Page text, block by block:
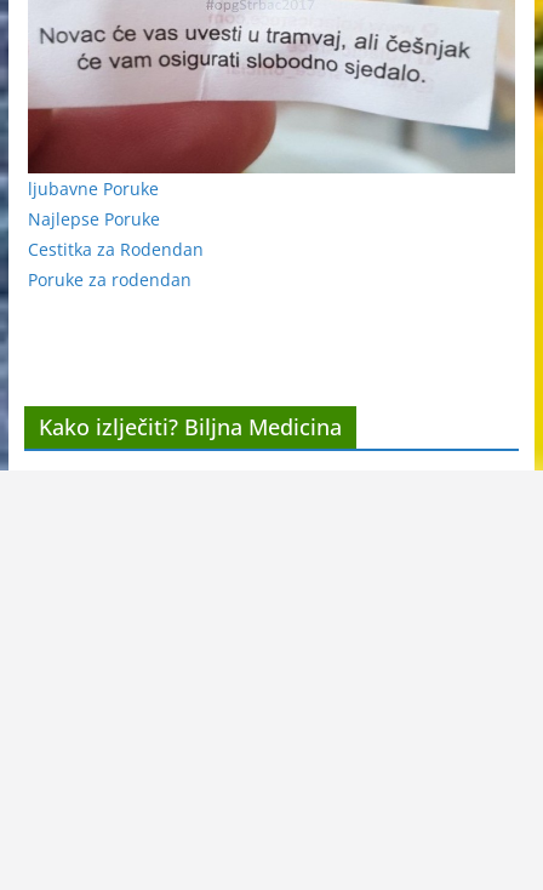
ljubavne Poruke
Najlepse Poruke
Cestitka za Rodendan
Poruke za rodendan
Kako izlječiti? Biljna Medicina